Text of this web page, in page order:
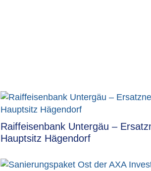
Raiffeisenbank Untergäu –
Hauptsitz Hägendorf